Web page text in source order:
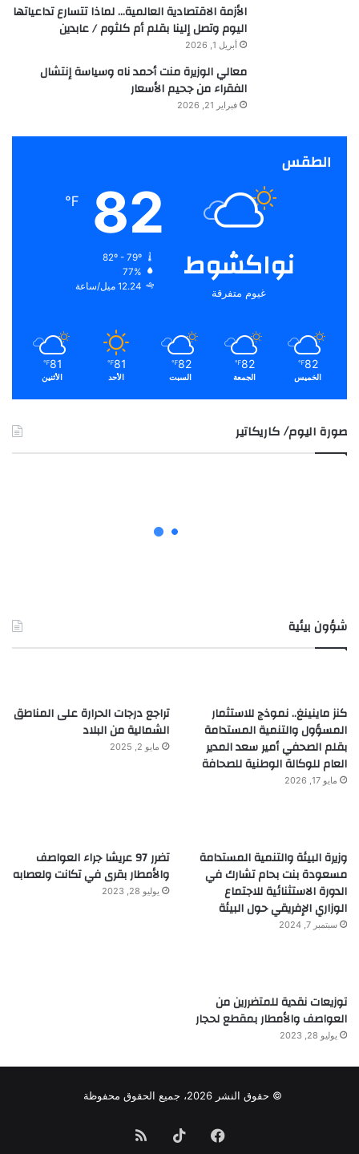
الأزمة الاقتصادية العالمية… لماذا تتسارع تداعياتها
اليوم وتصل إلينا بقلم أم كلثوم / عابدين
أبريل 1, 2026
معالي الوزيرة منت أحمد ناه وسياسة إنتشال
الفقراء من جحيم الأسعار
فبراير 21, 2026
الطقس
نواكشوط
غيوم متفرقة
82
℉
82º - 79º
77%
12.24 ميل/ساعة
82
℉
الخميس
82
℉
الجمعة
82
℉
السبت
81
℉
الأحد
81
℉
الأثنين
صورة اليوم/ كاريكاتير
شؤون بيئية
كنز ماينينغ.. نموذج للاستثمار
المسؤول والتنمية المستدامة
بقلم الصحفي أمير سعد المدير
العام للوكالة الوطنية للصحافة
مايو 17, 2026
تراجع درجات الحرارة على المناطق
الشمالية من البلاد
مايو 2, 2025
وزيرة البيئة والتنمية المستدامة
مسعودة بنت بحام تشارك في
الدورة الاستثنائية للاجتماع
الوزاري الإفريقي حول البيئة
سبتمبر 7, 2024
تضرر 97 عريشا جراء العواصف
والأمطار بقرى في تكانت ولعصابه
يوليو 28, 2023
توزيعات نقدية للمتضررين من
العواصف والأمطار بمقطع لحجار
يوليو 28, 2023
© حقوق النشر 2026، جميع الحقوق محفوظة
فيسبوك TikTokملخص